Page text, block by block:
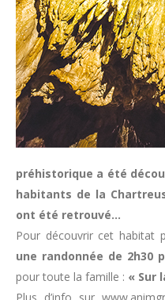
préhistorique a été
habitants de la
ont été retrouvé…
Pour découvrir cet habitat
une randonnée de 2h30
pour toute la famille : « Sur